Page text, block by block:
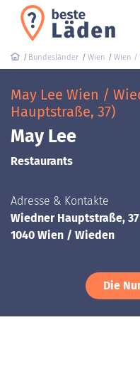
Bundesländer Wien Wien /
May Lee Wien /
Hauptstraße, 37)
May Lee
Restaurants
Adresse & Kontakte
Wiedner Hauptstraße, 37
1040 Wien / Wieden
Die